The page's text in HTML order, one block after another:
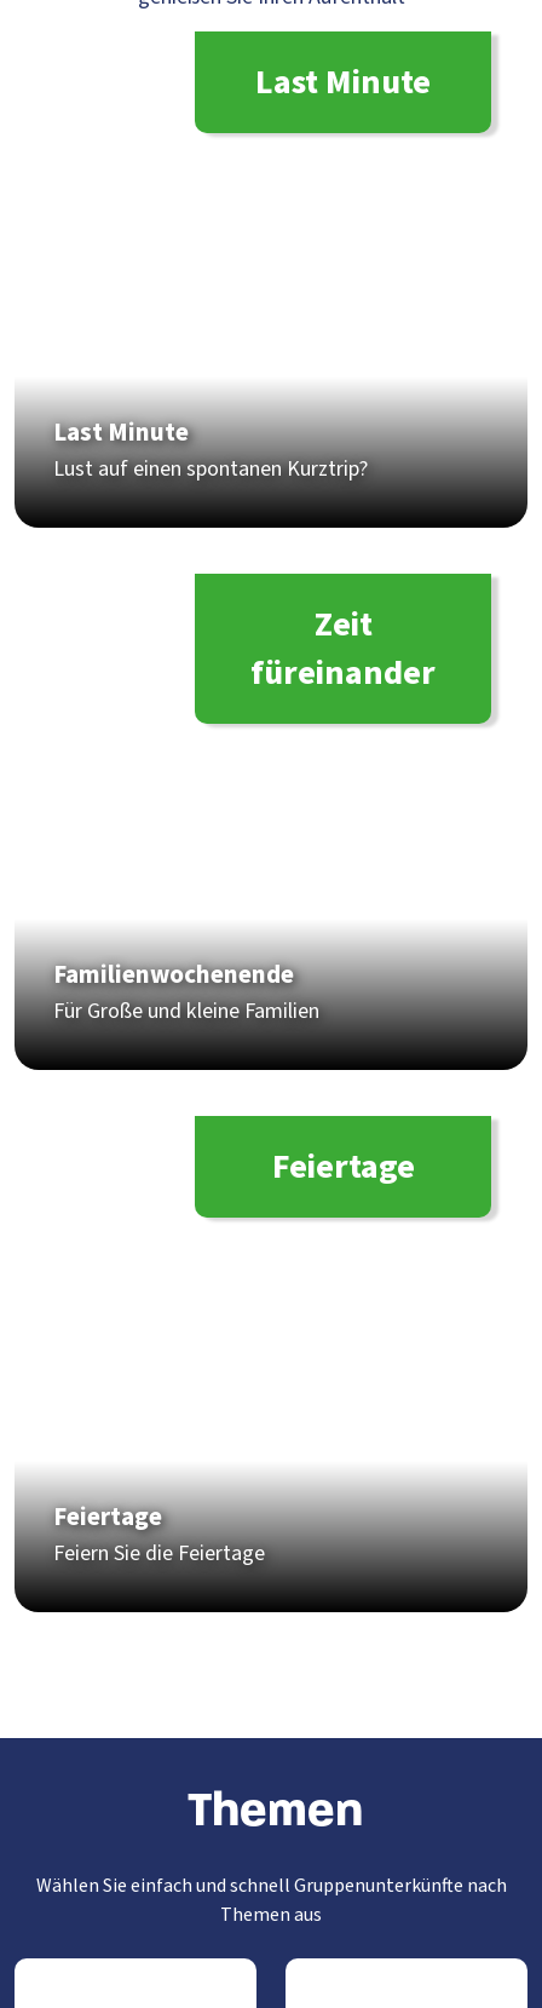
Last Minute
Lust auf einen spontanen Kurztrip?
Last Minute
Familienwochenende
Für Große und kleine Familien
Zeit
füreinander
Feiertage
Feiern Sie die Feiertage
Feiertage
Themen
Wählen Sie einfach und schnell Gruppenunterkünfte nach
Themen aus